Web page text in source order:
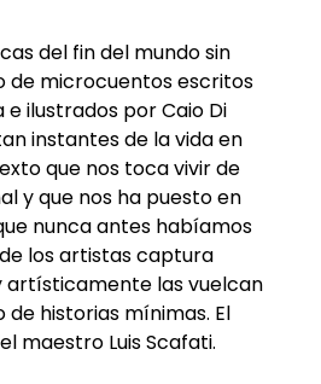
del fin del mundo sin
de microcuentos escritos
ilustrados por Caio Di
instantes de la vida en
que nos toca vivir de
y que nos ha puesto en
nunca antes habíamos
los artistas captura
artísticamente las vuelcan
historias mínimas. El
maestro Luis Scafati.